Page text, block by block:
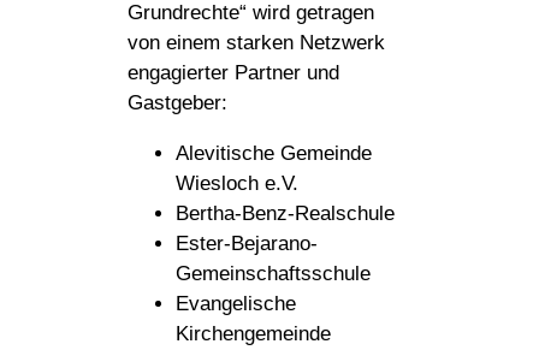
Grundrechte“ wird getragen
von einem starken Netzwerk
engagierter Partner und
Gastgeber:
Alevitische Gemeinde
Wiesloch e.V.
Bertha-Benz-Realschule
Ester-Bejarano-
Gemeinschaftsschule
Evangelische
Kirchengemeinde